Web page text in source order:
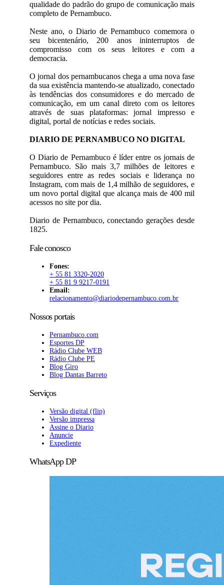
qualidade do padrão do grupo de comunicação mais
completo de Pernambuco.
Neste ano, o Diario de Pernambuco comemora o
seu bicentenário, 200 anos ininterruptos de
compromisso com os seus leitores e com a
democracia.
O jornal dos pernambucanos chega a uma nova fase
da sua existência mantendo-se atualizado, conectado
às tendências dos consumidores e do mercado de
comunicação, em um canal direto com os leitores
através de suas plataformas: jornal impresso e
digital, portal de notícias e redes sociais.
DIARIO DE PERNAMBUCO NO DIGITAL
O Diario de Pernambuco é líder entre os jornais de
Pernambuco. São mais 3,7 milhões de leitores e
seguidores entre as redes sociais e liderança no
Instagram, com mais de 1,4 milhão de seguidores, e
um novo portal digital que alcança mais de 400 mil
acessos no site por dia.
Diario de Pernambuco, conectando gerações desde
1825.
Fale conosco
Fones:
+ 55 81 3320-2020
+ 55 81 9 9217-0191
Email:
relacionamento@diariodepernambuco.com.br
Nossos portais
Pernambuco.com
Esportes DP
Rádio Clube WEB
Rádio Clube PE
Blog Giro
Blog Dantas Barreto
Serviços
Versão digital (flip)
Versão impressa
Assine o Diario
Anuncie
Expediente
WhatsApp DP